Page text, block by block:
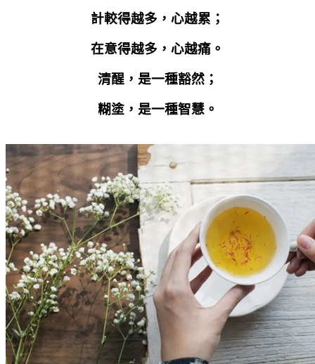
計較得越多，心越累；
在意得越多，心越痛。
清醒，是一種豁然；
糊塗，是一種智慧。